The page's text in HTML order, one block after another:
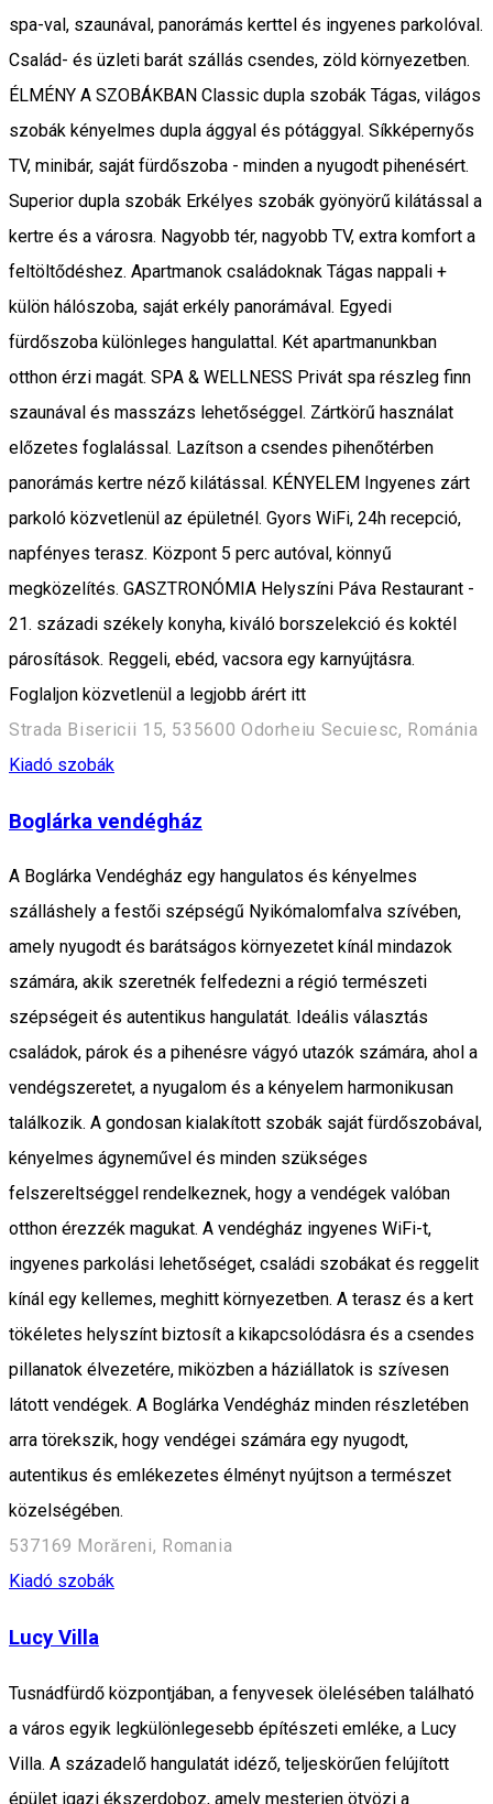
spa-val, szaunával, panorámás kerttel és ingyenes parkolóval.
Család- és üzleti barát szállás csendes, zöld környezetben.
ÉLMÉNY A SZOBÁKBAN Classic dupla szobák Tágas, világos
szobák kényelmes dupla ággyal és pótággyal. Síkképernyős
TV, minibár, saját fürdőszoba - minden a nyugodt pihenésért.
Superior dupla szobák Erkélyes szobák gyönyörű kilátással a
kertre és a városra. Nagyobb tér, nagyobb TV, extra komfort a
feltöltődéshez. Apartmanok családoknak Tágas nappali +
külön hálószoba, saját erkély panorámával. Egyedi
fürdőszoba különleges hangulattal. Két apartmanunkban
otthon érzi magát. SPA & WELLNESS Privát spa részleg finn
szaunával és masszázs lehetőséggel. Zártkörű használat
előzetes foglalással. Lazítson a csendes pihenőtérben
panorámás kertre néző kilátással. KÉNYELEM Ingyenes zárt
parkoló közvetlenül az épületnél. Gyors WiFi, 24h recepció,
napfényes terasz. Központ 5 perc autóval, könnyű
megközelítés. GASZTRONÓMIA Helyszíni Páva Restaurant -
21. századi székely konyha, kiváló borszelekció és koktél
párosítások. Reggeli, ebéd, vacsora egy karnyújtásra.
Foglaljon közvetlenül a legjobb árért itt
Strada Bisericii 15, 535600 Odorheiu Secuiesc, Románia
Kiadó szobák
Boglárka vendégház
A Boglárka Vendégház egy hangulatos és kényelmes
szálláshely a festői szépségű Nyikómalomfalva szívében,
amely nyugodt és barátságos környezetet kínál mindazok
számára, akik szeretnék felfedezni a régió természeti
szépségeit és autentikus hangulatát. Ideális választás
családok, párok és a pihenésre vágyó utazók számára, ahol a
vendégszeretet, a nyugalom és a kényelem harmonikusan
találkozik. A gondosan kialakított szobák saját fürdőszobával,
kényelmes ágyneművel és minden szükséges
felszereltséggel rendelkeznek, hogy a vendégek valóban
otthon érezzék magukat. A vendégház ingyenes WiFi-t,
ingyenes parkolási lehetőséget, családi szobákat és reggelit
kínál egy kellemes, meghitt környezetben. A terasz és a kert
tökéletes helyszínt biztosít a kikapcsolódásra és a csendes
pillanatok élvezetére, miközben a háziállatok is szívesen
látott vendégek. A Boglárka Vendégház minden részletében
arra törekszik, hogy vendégei számára egy nyugodt,
autentikus és emlékezetes élményt nyújtson a természet
közelségében.
537169 Morăreni, Romania
Kiadó szobák
Lucy Villa
Tusnádfürdő központjában, a fenyvesek ölelésében található
a város egyik legkülönlegesebb építészeti emléke, a Lucy
Villa. A századelő hangulatát idéző, teljeskörűen felújított
épület igazi ékszerdoboz, amely mesterien ötvözi a